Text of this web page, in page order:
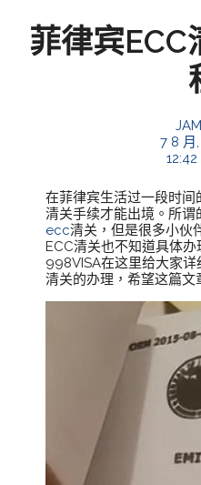
菲律宾ECC
7 8 月
在菲律宾生活过一段时
清关手续才能出境。所
ecc清关，但是很多小伙
ECC清关也不知道具体
998VISA在这里给大家
清关的办理，希望这篇文